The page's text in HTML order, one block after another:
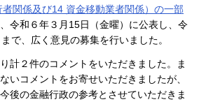
者関係及び14 資金移動業者関係）の一部
令和６年３月15日（金曜）に公表し、令
で、広く意見の募集を行いました。
計２件のコメントをいただきました。ま
いコメントをお寄せいただきましたが、
後の金融行政の参考とさせていただきま